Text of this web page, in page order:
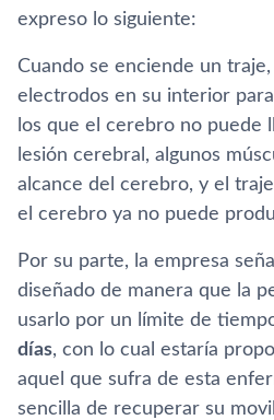
expreso lo siguiente:
Cuando se enciende un
electrodos en su interior
los que el cerebro no puede
lesión cerebral, algunos
alcance del cerebro, y el
el cerebro ya no puede
Por su parte, la empresa
diseñado de manera que la
usarlo por un límite de
días, con lo cual estaría
aquel que sufra de esta
sencilla de recuperar su